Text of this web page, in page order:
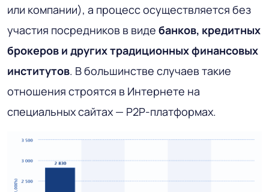
или компании), а процесс осуществляется без
участия посредников в виде банков, кредитных
брокеров и других традиционных финансовых
институтов. В большинстве случаев такие
отношения строятся в Интернете на
специальных сайтах — P2P-платформах.